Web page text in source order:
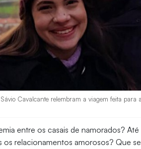
Cavalcante relembram a viagem feita para
entre os casais de namorados?
os relacionamentos amorosos? Que